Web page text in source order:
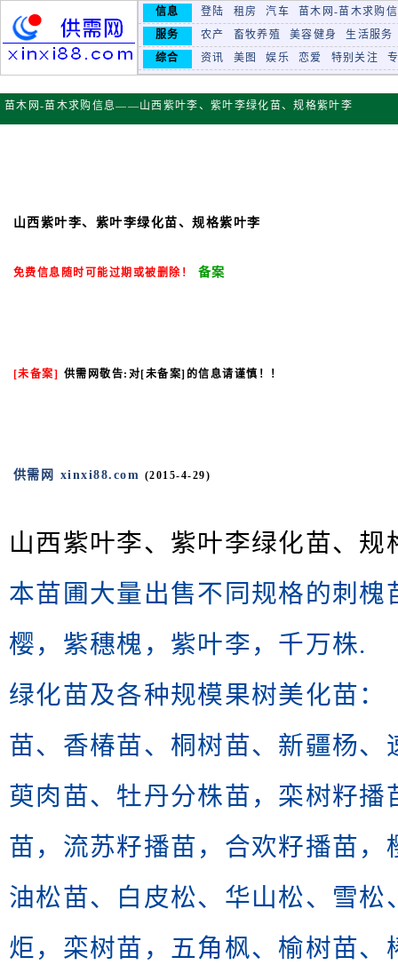
信息 登陆 租房 汽车
苗木网-苗木求购
服务
农产 畜牧养殖 美容健身
生活服务
综合
资讯 美图 娱乐 恋爱 特别关注
苗木网-苗木求购信息——山西紫叶李、紫叶李绿化苗、规格紫叶李
山西紫叶李、紫叶李绿化苗、规格紫叶李
免费信息随时可能过期或被删除！ 备案
[未备案] 供需网敬告:对[未备案]的信息请谨慎！！
供需网 xinxi88.com (2015-4-29)
山西紫叶李、紫叶李绿化苗、规
本苗圃大量出售不同规格的刺
樱，紫穗槐，紫叶李，千万株.­
绿化苗及各种规模果树美化苗
苗、香椿苗、桐树苗、新疆杨、
萸肉苗、牡丹分株苗，栾树籽
苗，流苏籽播苗，合欢籽播苗
油松苗、白皮松、华山松、雪
炬，栾树苗，五角枫、榆树苗